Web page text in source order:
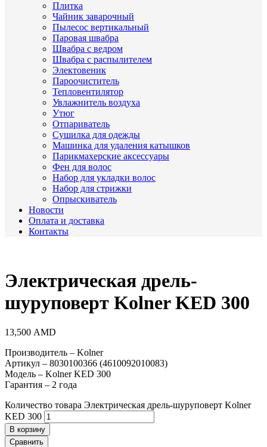
Плитка
Чайник заварочный
Пылесос вертикальный
Паровая швабра
Швабра с ведром
Швабра с распылителем
Электовеник
Пароочиститель
Тепловентилятор
Увлажнитель воздуха
Утюг
Отпариватель
Сушилка для одежды
Машинка для удаления катышков
Парикмахерские аксессуары
Фен для волос
Набор для укладки волос
Набор для стрижки
Опрыскиватель
Новости
Оплата и доставка
Контакты
Электрическая дрель-
шуруповерт Kolner KED 300
13,500 AMD
Производитель – Kolner
Артикул – 8030100366 (4610092010083)
Модель – Kolner KED 300
Гарантия – 2 года
Количество товара Электрическая дрель-шуруповерт Kolner
KED 300
В корзину
Сравнить